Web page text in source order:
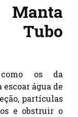
Tubo
os da
escoar água de
partículas
e obstruir o